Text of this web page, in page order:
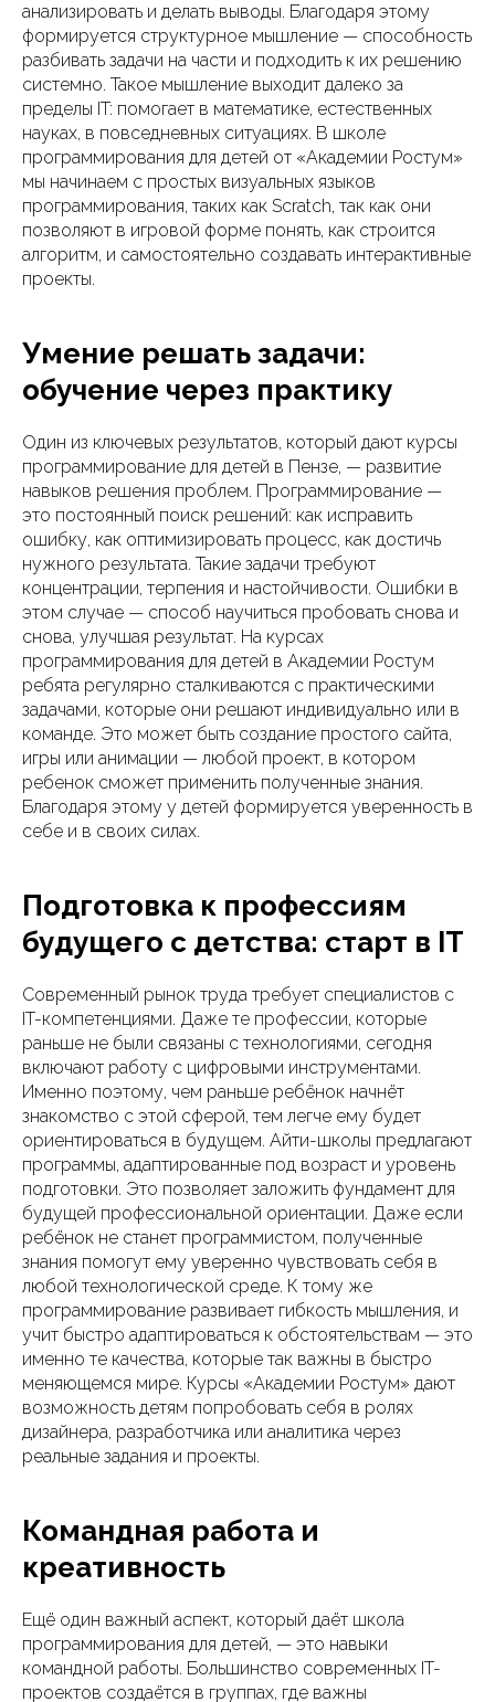
анализировать и делать выводы. Благодаря этому
формируется структурное мышление — способность
разбивать задачи на части и подходить к их решению
системно. Такое мышление выходит далеко за
пределы IT: помогает в математике, естественных
науках, в повседневных ситуациях. В школе
программирования для детей от «Академии Ростум»
мы начинаем с простых визуальных языков
программирования, таких как Scratch, так как они
позволяют в игровой форме понять, как строится
алгоритм, и самостоятельно создавать интерактивные
проекты.
Умение решать задачи:
обучение через практику
Один из ключевых результатов, который дают курсы
программирование для детей в Пензе, — развитие
навыков решения проблем. Программирование —
это постоянный поиск решений: как исправить
ошибку, как оптимизировать процесс, как достичь
нужного результата. Такие задачи требуют
концентрации, терпения и настойчивости. Ошибки в
этом случае — способ научиться пробовать снова и
снова, улучшая результат. На курсах
программирования для детей в Академии Ростум
ребята регулярно сталкиваются с практическими
задачами, которые они решают индивидуально или в
команде. Это может быть создание простого сайта,
игры или анимации — любой проект, в котором
ребенок сможет применить полученные знания.
Благодаря этому у детей формируется уверенность в
себе и в своих силах.
Подготовка к профессиям
будущего с детства: старт в IT
Современный рынок труда требует специалистов с
IT-компетенциями. Даже те профессии, которые
раньше не были связаны с технологиями, сегодня
включают работу с цифровыми инструментами.
Именно поэтому, чем раньше ребёнок начнёт
знакомство с этой сферой, тем легче ему будет
ориентироваться в будущем. Айти-школы предлагают
программы, адаптированные под возраст и уровень
подготовки. Это позволяет заложить фундамент для
будущей профессиональной ориентации. Даже если
ребёнок не станет программистом, полученные
знания помогут ему уверенно чувствовать себя в
любой технологической среде. К тому же
программирование развивает гибкость мышления, и
учит быстро адаптироваться к обстоятельствам — это
именно те качества, которые так важны в быстро
меняющемся мире. Курсы «Академии Ростум» дают
возможность детям попробовать себя в ролях
дизайнера, разработчика или аналитика через
реальные задания и проекты.
Командная работа и
креативность
Ещё один важный аспект, который даёт школа
программирования для детей, — это навыки
командной работы. Большинство современных IT-
проектов создаётся в группах, где важны